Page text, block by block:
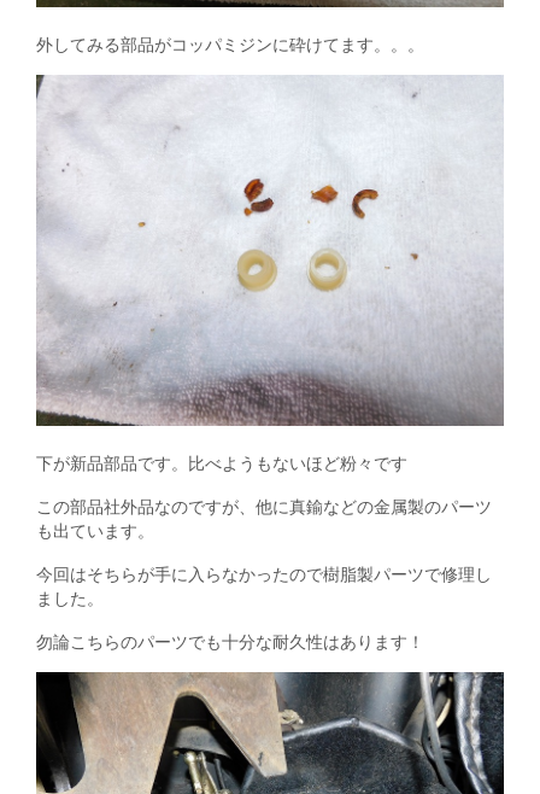
外してみる部品がコッパミジンに砕けてます。。。
下が新品部品です。比べようもないほど粉々です
この部品社外品なのですが、他に真鍮などの金属製のパーツ
も出ています。
今回はそちらが手に入らなかったので樹脂製パーツで修理し
ました。
勿論こちらのパーツでも十分な耐久性はあります！